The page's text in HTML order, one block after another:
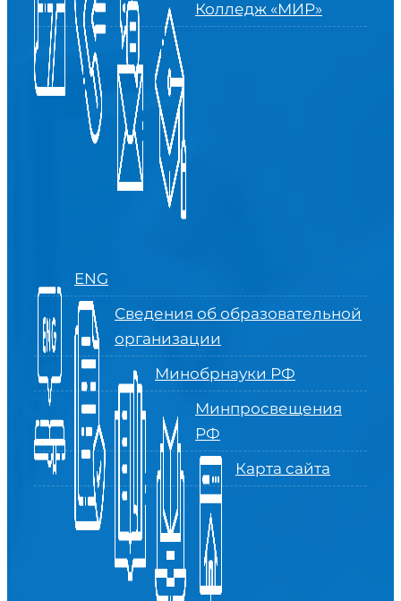
Колледж «МИР»
ENG
Сведения об образовательной
организации
Минобрнауки РФ
Минпросвещения
РФ
Карта сайта